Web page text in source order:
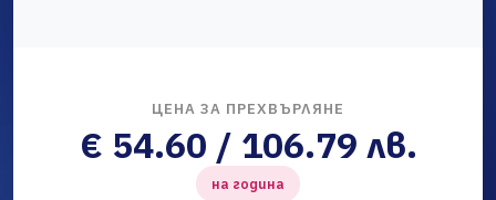
ЦЕНА ЗА ПРЕХВЪРЛЯНЕ
€ 54.60 / 106.79 лв.
на година